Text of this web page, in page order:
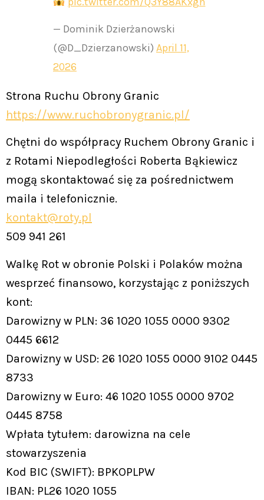
— Dominik Dzierżanowski
(@D_Dzierzanowski) April 11,
2026
Strona Ruchu Obrony Granic
https://www.ruchobronygranic.pl/
Chętni do współpracy Ruchem Obrony Granic i
z Rotami Niepodległości Roberta Bąkiewicz
mogą skontaktować się za pośrednictwem
maila i telefonicznie.
kontakt@roty.pl
509 941 261
Walkę Rot w obronie Polski i Polaków można
wesprzeć finansowo, korzystając z poniższych
kont:
Darowizny w PLN: 36 1020 1055 0000 9302
0445 6612
Darowizny w USD: 26 1020 1055 0000 9102 0445
8733
Darowizny w Euro: 46 1020 1055 0000 9702
0445 8758
Wpłata tytułem: darowizna na cele
stowarzyszenia
Kod BIC (SWIFT): BPKOPLPW
IBAN: PL26 1020 1055